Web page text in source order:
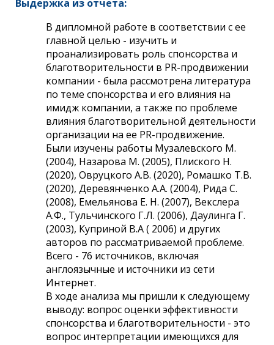
Выдержка из отчета:
В дипломной работе в соответствии с ее
главной целью - изучить и
проанализировать роль спонсорства и
благотворительности в PR-продвижении
компании - была рассмотрена литература
по теме спонсорства и его влияния на
имидж компании, а также по проблеме
влияния благотворительной деятельности
организации на ее PR-продвижение.
Были изучены работы Музалевского М.
(2004), Назарова М. (2005), Плиского Н.
(2020), Овруцкого А.В. (2020), Ромашко Т.В.
(2020), Деревянченко А.А. (2004), Рида С.
(2008), Емельянова Е. Н. (2007), Векслера
А.Ф., Тульчинского Г.Л. (2006), Даулинга Г.
(2003), Куприной В.А ( 2006) и других
авторов по рассматриваемой проблеме.
Всего - 76 источников, включая
англоязычные и источники из сети
Интернет.
В ходе анализа мы пришли к следующему
выводу: вопрос оценки эффективности
спонсорства и благотворительности - это
вопрос интерпретации имеющихся для